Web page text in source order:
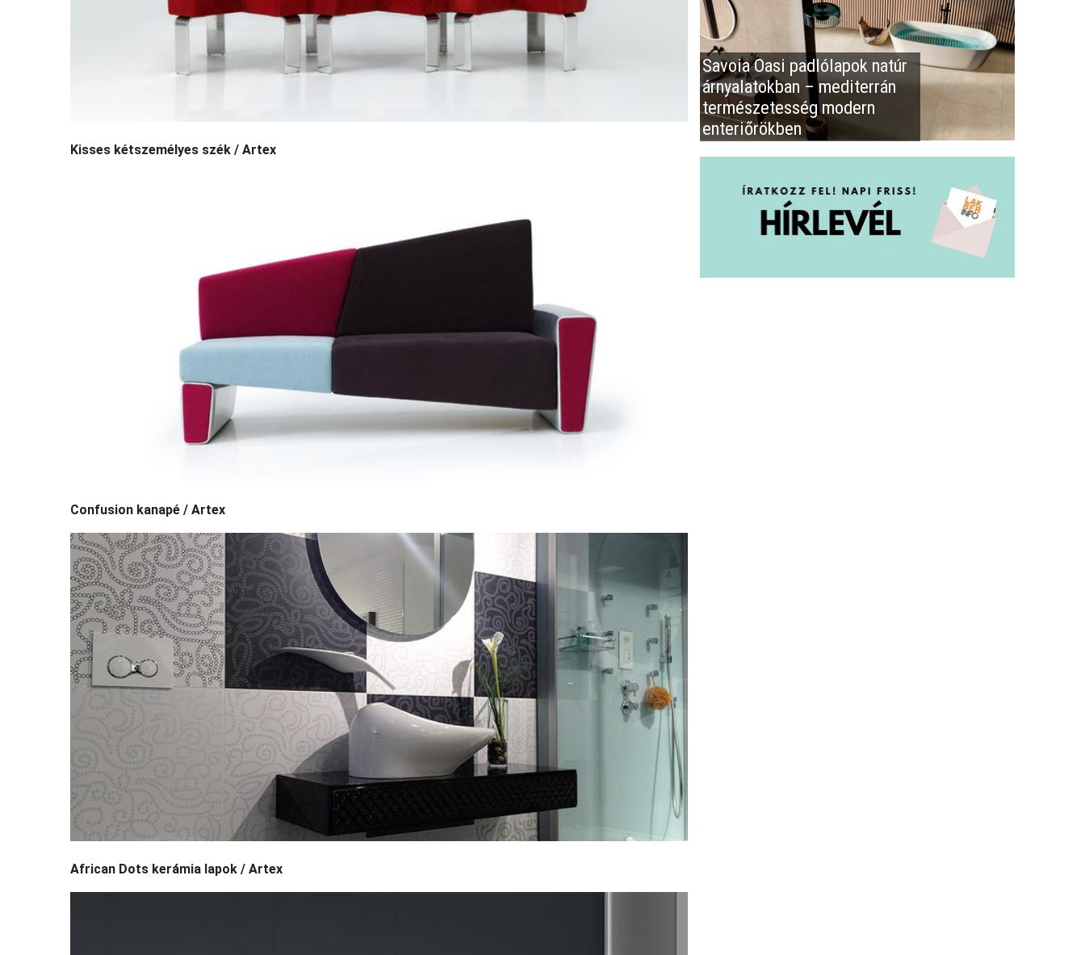
Kisses kétszemélyes szék / Artex
Confusion kanapé / Artex
African Dots kerámia lapok / Artex
Savoia Oasi padlólapok natúr
árnyalatokban – mediterrán
természetesség modern
enteriőrökben